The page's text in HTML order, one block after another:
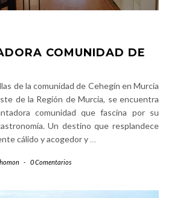
COMUNIDAD DE
de la comunidad de Cehegín en Murcia
de la Región de Murcia, se encuentra
comunidad que fascina por su
Un destino que resplandece
cálido y acogedor y …
- 0 Comentarios